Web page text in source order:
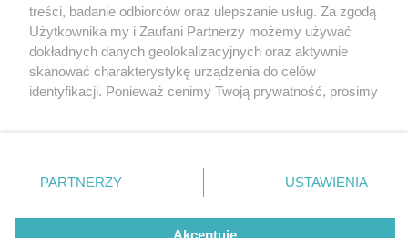
Budowa Burger Kinga,
Katowice
Nie zapomnij
zapoznać się z:
polityką prywatności regulamin korzystania z portali
Twojemiasto
Piekary Śląskie
Chorzów
Tarnowskie Góry
Gliwice
Skontakuj sięz nami
Kontakt
Wydawca
Redakcja
treści, badanie odbiorców oraz ulepszanie usług. Za zgodą
Użytkownika my i Zaufani Partnerzy możemy używać
dokładnych danych geolokalizacyjnych oraz aktywnie
skanować charakterystykę urządzenia do celów
identyfikacji. Ponieważ cenimy Twoją prywatność, prosimy
prywatności znajdujący się w lewym dolnym rogu strony
. Niektóre rodzaje przetwarzania danych nie wymagają
zgody użytkownika, ale masz prawo sprzeciwić się
takiemu przetwarzaniu. Preferencje będą miały
PARTNERZY USTAWIENIA
Akceptuję